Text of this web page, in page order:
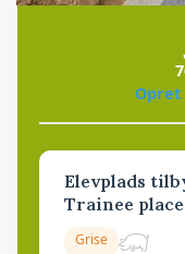
Opret
Elevplads
Trainee
Grise